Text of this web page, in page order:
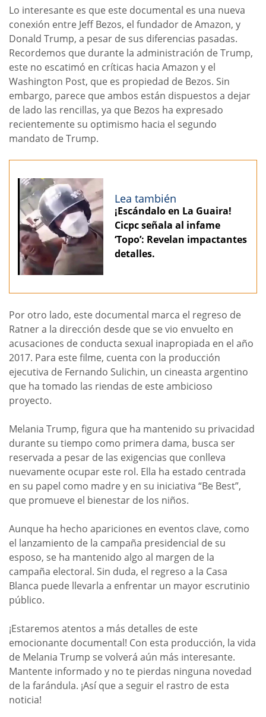
Lo interesante es que este documental es una nueva
conexión entre Jeff Bezos, el fundador de Amazon, y
Donald Trump, a pesar de sus diferencias pasadas.
Recordemos que durante la administración de Trump,
este no escatimó en críticas hacia Amazon y el
Washington Post, que es propiedad de Bezos. Sin
embargo, parece que ambos están dispuestos a dejar
de lado las rencillas, ya que Bezos ha expresado
recientemente su optimismo hacia el segundo
mandato de Trump.
Lea también
¡Escándalo en La Guaira!
Cicpc señala al infame
‘Topo’: Revelan impactantes
detalles.
Por otro lado, este documental marca el regreso de
Ratner a la dirección desde que se vio envuelto en
acusaciones de conducta sexual inapropiada en el año
2017. Para este filme, cuenta con la producción
ejecutiva de Fernando Sulichin, un cineasta argentino
que ha tomado las riendas de este ambicioso
proyecto.
Melania Trump, figura que ha mantenido su privacidad
durante su tiempo como primera dama, busca ser
reservada a pesar de las exigencias que conlleva
nuevamente ocupar este rol. Ella ha estado centrada
en su papel como madre y en su iniciativa “Be Best”,
que promueve el bienestar de los niños.
Aunque ha hecho apariciones en eventos clave, como
el lanzamiento de la campaña presidencial de su
esposo, se ha mantenido algo al margen de la
campaña electoral. Sin duda, el regreso a la Casa
Blanca puede llevarla a enfrentar un mayor escrutinio
público.
¡Estaremos atentos a más detalles de este
emocionante documental! Con esta producción, la vida
de Melania Trump se volverá aún más interesante.
Mantente informado y no te pierdas ninguna novedad
de la farándula. ¡Así que a seguir el rastro de esta
noticia!